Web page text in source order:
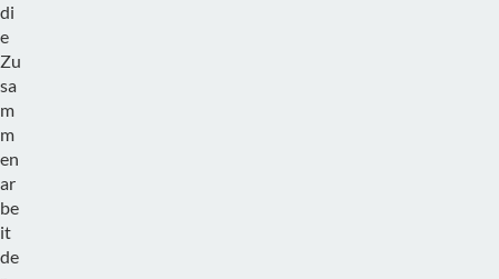
di
e
Zu
sa
m
m
en
ar
be
it
de